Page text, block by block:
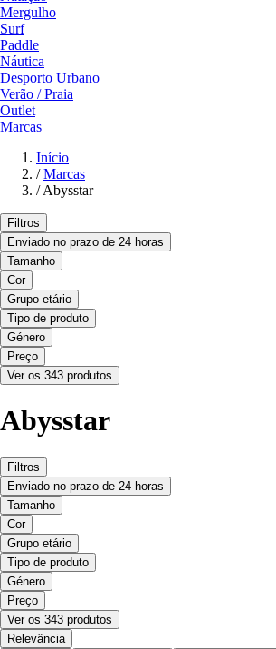
Mergulho
Surf
Paddle
Náutica
Desporto Urbano
Verão / Praia
Outlet
Marcas
Início
/ Marcas
/ Abysstar
Filtros
Enviado no prazo de 24 horas
Tamanho
Cor
Grupo etário
Tipo de produto
Género
Preço
Ver os 343 produtos
Abysstar
Filtros
Enviado no prazo de 24 horas
Tamanho
Cor
Grupo etário
Tipo de produto
Género
Preço
Ver os 343 produtos
Relevância